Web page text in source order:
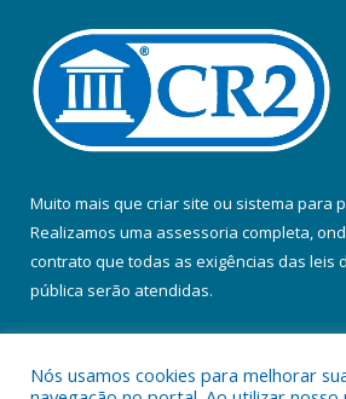
Muito mais que criar site ou sistema para
Realizamos uma assessoria completa,
contrato que todas as exigências das leis
pública serão atendidas.
Nós usamos cookies para melhorar